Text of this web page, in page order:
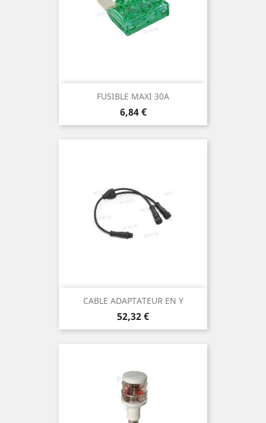
FUSIBLE MAXI 30A
Prix
6,84 €
CABLE ADAPTATEUR EN Y
Prix
52,32 €